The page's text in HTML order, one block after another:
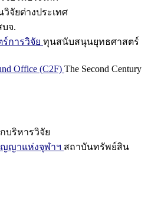
วิจัยต่างประเทศ
จ.
การวิจัย ทุนสนับสนุนยุทธศาสตร์
Office (C2F) The Second Century
บริหารวิจัย
ญาแห่งจุฬาฯ สถาบันทรัพย์สิน